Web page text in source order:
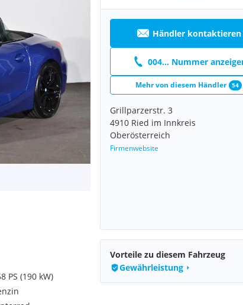
Händler kontaktieren
004... Nummer
Mehr von diesem Händler 54
Grillparzerstr. 3
4910 Ried im Innkreis
Oberösterreich
Firmenwebsite
PS (190 kW)
Vorteile zu diesem Fahrzeug
Gewährleistung